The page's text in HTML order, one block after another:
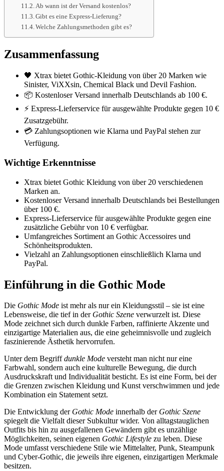
Ab wann ist der Versand kostenlos?
Gibt es eine Express-Lieferung?
Welche Zahlungsmethoden gibt es?
Zusammenfassung
🖤 Xtrax bietet Gothic-Kleidung von über 20 Marken wie
Sinister, ViXXsin, Chemical Black und Devil Fashion.
📦 Kostenloser Versand innerhalb Deutschlands ab 100 €.
⚡ Express-Lieferservice für ausgewählte Produkte gegen 10 €
Zusatzgebühr.
💳 Zahlungsoptionen wie Klarna und PayPal stehen zur
Verfügung.
Wichtige Erkenntnisse
Xtrax bietet Gothic Kleidung von über 20 verschiedenen
Marken an.
Kostenloser Versand innerhalb Deutschlands bei Bestellungen
über 100 €.
Express-Lieferservice für ausgewählte Produkte gegen eine
zusätzliche Gebühr von 10 € verfügbar.
Umfangreiches Sortiment an Gothic Accessoires und
Schönheitsprodukten.
Vielzahl an Zahlungsoptionen einschließlich Klarna und
PayPal.
Einführung in die Gothic Mode
Die Gothic Mode ist mehr als nur ein Kleidungsstil – sie ist eine
Lebensweise, die tief in der Gothic Szene verwurzelt ist. Diese
Mode zeichnet sich durch dunkle Farben, raffinierte Akzente und
einzigartige Materialien aus, die eine geheimnisvolle und zugleich
faszinierende Ästhetik hervorrufen.
Unter dem Begriffdunkle Mode versteht man nicht nur eine
Farbwahl, sondern auch eine kulturelle Bewegung, die durch
Ausdruckskraft und Individualität besticht. Es ist eine Form, bei der
die Grenzen zwischen Kleidung und Kunst verschwimmen und jede
Kombination ein Statement setzt.
Die Entwicklung der Gothic Mode innerhalb der Gothic Szene
spiegelt die Vielfalt dieser Subkultur wider. Von alltagstauglichen
Outfits bis hin zu ausgefallenen Gewändern gibt es unzählige
Möglichkeiten, seinen eigenen Gothic Lifestyle zu leben. Diese
Mode umfasst verschiedene Stile wie Mittelalter, Punk, Steampunk
und Cyber-Gothic, die jeweils ihre eigenen, einzigartigen Merkmale
besitzen.